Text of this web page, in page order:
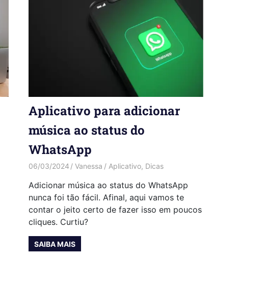
Aplicativo para adicionar
música ao status do
WhatsApp
06/03/2024 Vanessa Aplicativo, Dicas
Adicionar música ao status do WhatsApp
nunca foi tão fácil. Afinal, aqui vamos te
contar o jeito certo de fazer isso em poucos
cliques. Curtiu?
SAIBA MAIS